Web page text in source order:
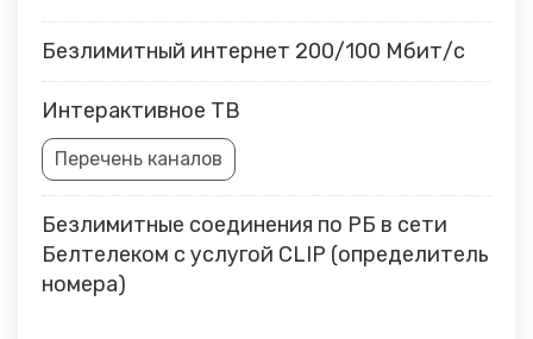
Безлимитный интернет 200/100 Мбит/с
Интерактивное ТВ
Перечень каналов
Безлимитные соединения по РБ в сети
Белтелеком с услугой CLIP (определитель
номера)